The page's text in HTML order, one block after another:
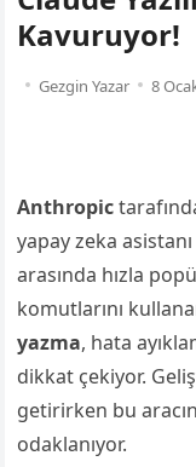
Kavuruyor!
Gezgin Yazar 8
Anthropic
yapay zeka
arasında hızla
komutlarını
yazma, hata
dikkat çekiyor.
getirirken bu
odaklanıyor.